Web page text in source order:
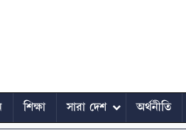
শিক্ষা সারা দেশ অর্থনীতি